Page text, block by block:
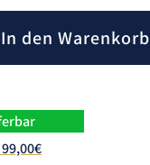
In den Warenkorb